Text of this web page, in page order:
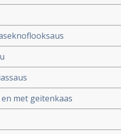
met geitenkaas